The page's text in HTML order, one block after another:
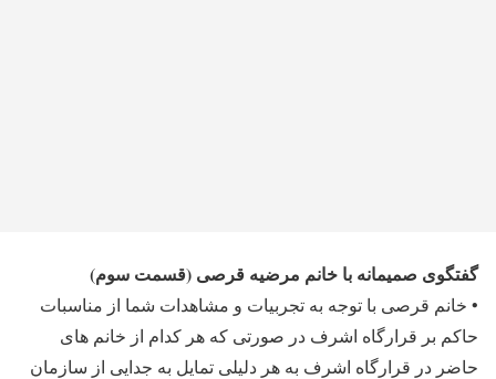
گفتگوی صمیمانه با خانم مرضیه قرصی (قسمت سوم)
• خانم قرصی با توجه به تجربیات و مشاهدات شما از مناسبات
حاکم بر قرارگاه اشرف در صورتی که هر کدام از خانم های
حاضر در قرارگاه اشرف به هر دلیلی تمایل به جدایی از سازمان